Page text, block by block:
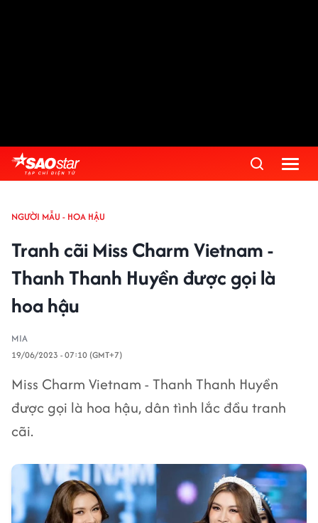
NGƯỜI MẪU - HOA HẬU
Tranh cãi Miss Charm Vietnam -
Thanh Thanh Huyền được gọi là
hoa hậu
MIA
19/06/2023 - 07:10 (GMT+7)
Miss Charm Vietnam - Thanh Thanh Huyền
được gọi là hoa hậu, dân tình lắc đầu tranh
cãi.